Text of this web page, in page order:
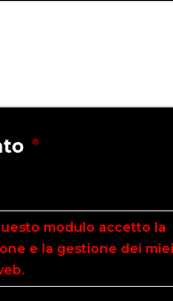
*
modulo accetto la
e la gestione dei